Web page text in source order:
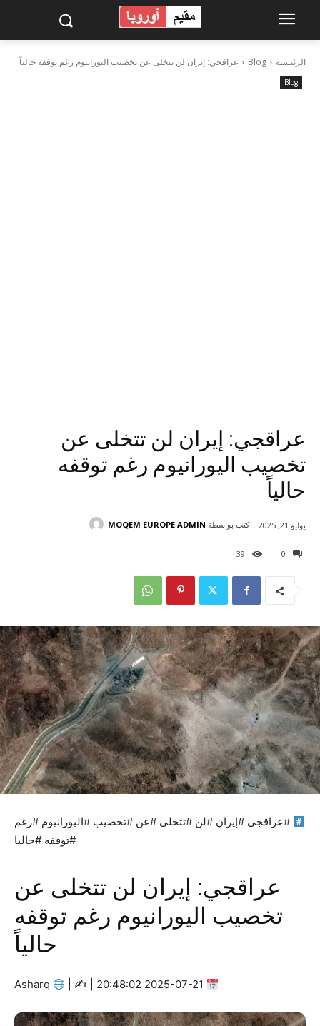
الرئيسية Blog عراقجي: إيران لن تتخلى عن تخصيب اليورانيوم رغم توقفه حالياً
Blog
عراقجي: إيران لن تتخلى عن
تخصيب اليورانيوم رغم توقفه
حالياً
0
39
يوليو 21, 2025 كتب بواسطة MOQEM EUROPE ADMIN
#عراقجي #إيران #لن #تتخلى #عن #تخصيب #اليورانيوم #رغم
#توقفه #حاليا
عراقجي: إيران لن تتخلى عن
تخصيب اليورانيوم رغم توقفه
حالياً